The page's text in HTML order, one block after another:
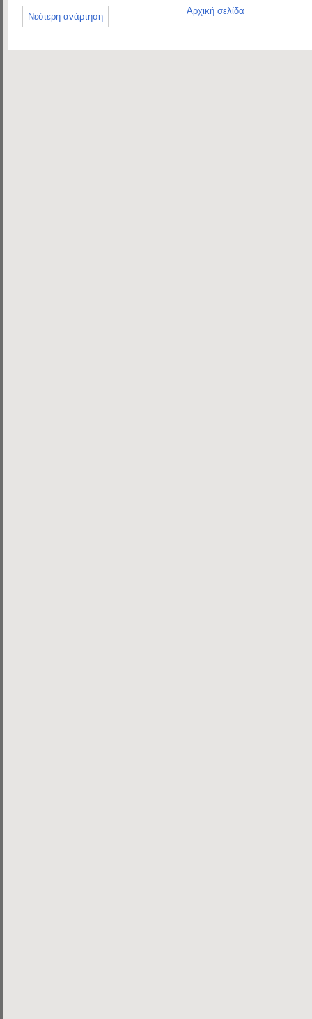
Νεότερη ανάρτηση
Αρχική σελίδα